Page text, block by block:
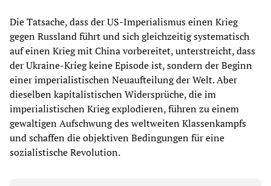
Die Tatsache, dass der US-Imperialismus einen Krieg
gegen Russland führt und sich gleichzeitig systematisch
auf einen Krieg mit China vorbereitet, unterstreicht, dass
der Ukraine-Krieg keine Episode ist, sondern der Beginn
einer imperialistischen Neuaufteilung der Welt. Aber
dieselben kapitalistischen Widersprüche, die im
imperialistischen Krieg explodieren, führen zu einem
gewaltigen Aufschwung des weltweiten Klassenkampfs
und schaffen die objektiven Bedingungen für eine
sozialistische Revolution.